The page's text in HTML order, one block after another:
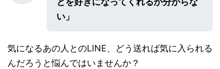
い」
気になるあの人とのLINE、どう送れば気に入られる
んだろうと悩んではいませんか？